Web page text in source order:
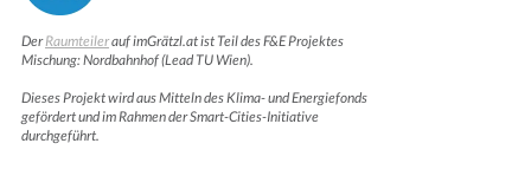
DerRaumteilerauf imGrätzl.at ist Teil des F&E Projektes
Mischung: Nordbahnhof (Lead TU Wien).
Dieses Projekt wird aus Mitteln des Klima- und Energiefonds
gefördert und im Rahmen der Smart-Cities-Initiative
durchgeführt.